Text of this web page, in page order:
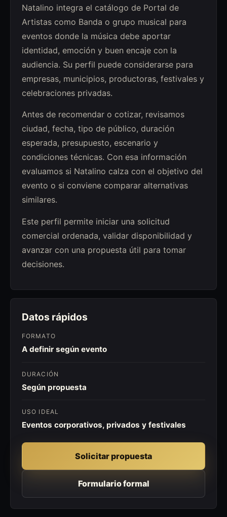
Natalino integra el catálogo de Portal de
Artistas como Banda o grupo musical para
eventos donde la música debe aportar
identidad, emoción y buen encaje con la
audiencia. Su perfil puede considerarse para
empresas, municipios, productoras, festivales y
celebraciones privadas.
Antes de recomendar o cotizar, revisamos
ciudad, fecha, tipo de público, duración
esperada, presupuesto, escenario y
condiciones técnicas. Con esa información
evaluamos si Natalino calza con el objetivo del
evento o si conviene comparar alternativas
similares.
Este perfil permite iniciar una solicitud
comercial ordenada, validar disponibilidad y
avanzar con una propuesta útil para tomar
decisiones.
Datos rápidos
FORMATO
A definir según evento
DURACIÓN
Según propuesta
USO IDEAL
Eventos corporativos, privados y festivales
Solicitar propuesta
Formulario formal